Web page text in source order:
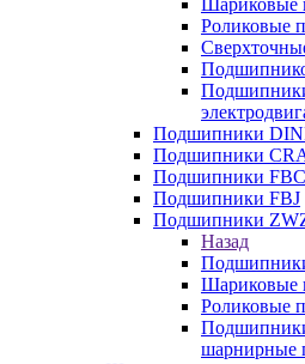
Шариковые
Роликовые
Подшипники
Подшипники
Подшипники FBC
Подшипники FBJ
Подшипники
Назад
Шариковые
Роликовые
шарнирные